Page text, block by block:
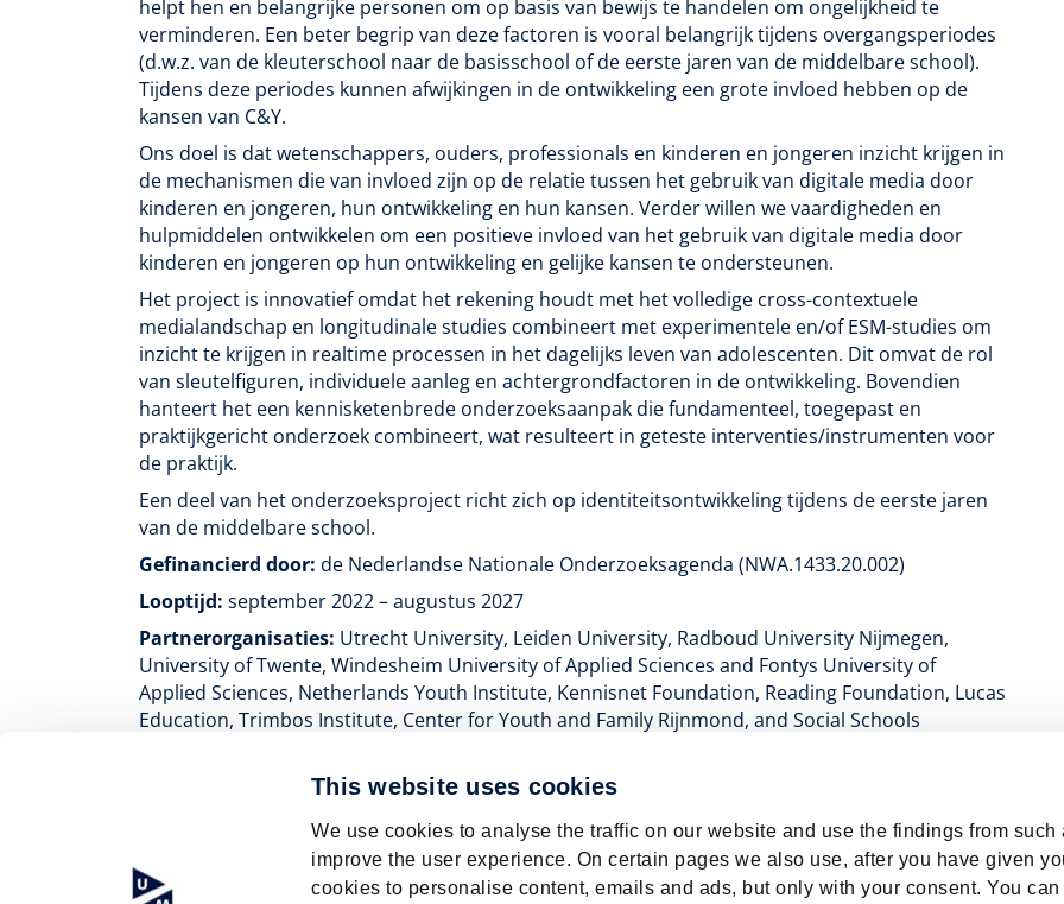
This website uses cookies
We use cookies to analyse the traffic on our website and use the findings from such
improve the user experience. On certain pages we also use, after you have given
cookies to personalise content, emails and ads, but only with your consent. You
helpt hen en belangrijke personen om op basis van bewijs te handelen om ongelijkheid te
verminderen. Een beter begrip van deze factoren is vooral belangrijk tijdens overgangsperiodes
(d.w.z. van de kleuterschool naar de basisschool of de eerste jaren van de middelbare school).
Tijdens deze periodes kunnen afwijkingen in de ontwikkeling een grote invloed hebben op de
kansen van C&Y.
Ons doel is dat wetenschappers, ouders, professionals en kinderen en jongeren inzicht krijgen in
de mechanismen die van invloed zijn op de relatie tussen het gebruik van digitale media door
kinderen en jongeren, hun ontwikkeling en hun kansen. Verder willen we vaardigheden en
hulpmiddelen ontwikkelen om een positieve invloed van het gebruik van digitale media door
kinderen en jongeren op hun ontwikkeling en gelijke kansen te ondersteunen.
Het project is innovatief omdat het rekening houdt met het volledige cross-contextuele
medialandschap en longitudinale studies combineert met experimentele en/of ESM-studies om
inzicht te krijgen in realtime processen in het dagelijks leven van adolescenten. Dit omvat de rol
van sleutelfiguren, individuele aanleg en achtergrondfactoren in de ontwikkeling. Bovendien
hanteert het een kennisketenbrede onderzoeksaanpak die fundamenteel, toegepast en
praktijkgericht onderzoek combineert, wat resulteert in geteste interventies/instrumenten voor
de praktijk.
Een deel van het onderzoeksproject richt zich op identiteitsontwikkeling tijdens de eerste jaren
van de middelbare school.
Gefinancierd door: de Nederlandse Nationale Onderzoeksagenda (NWA.1433.20.002)
Looptijd: september 2022 – augustus 2027
Partnerorganisaties: Utrecht University, Leiden University, Radboud University Nijmegen,
University of Twente, Windesheim University of Applied Sciences and Fontys University of
Applied Sciences, Netherlands Youth Institute, Kennisnet Foundation, Reading Foundation, Lucas
Education, Trimbos Institute, Center for Youth and Family Rijnmond, and Social Schools